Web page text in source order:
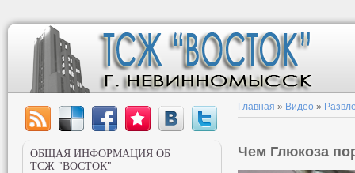
Главная » Видео »
Чем Глюкоза
ОБЩАЯ ИНФОРМАЦИЯ ОБ
ТСЖ "ВОСТОК"